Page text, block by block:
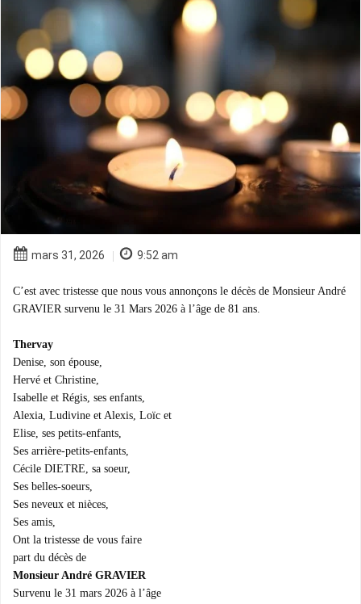
mars 31, 2026 9:52 am
C’est avec tristesse que nous vous annonçons le décès de Monsieur André
GRAVIER survenu le 31 Mars 2026 à l’âge de 81 ans.
Thervay
Denise, son épouse,
Hervé et Christine,
Isabelle et Régis, ses enfants,
Alexia, Ludivine et Alexis, Loïc et
Elise, ses petits-enfants,
Ses arrière-petits-enfants,
Cécile DIETRE, sa soeur,
Ses belles-soeurs,
Ses neveux et nièces,
Ses amis,
Ont la tristesse de vous faire
part du décès de
Monsieur André GRAVIER
Survenu le 31 mars 2026 à l’âge